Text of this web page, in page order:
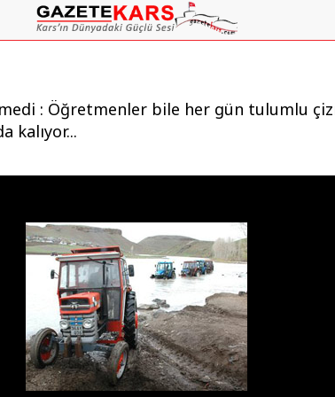
: Öğretmenler bile her gün tulumlu
kalıyor...